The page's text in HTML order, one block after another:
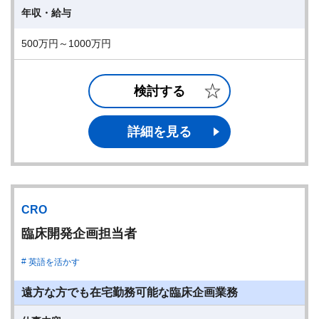
年収・給与
500万円～1000万円
検討する
詳細を見る
CRO
臨床開発企画担当者
英語を活かす
遠方な方でも在宅勤務可能な臨床企画業務